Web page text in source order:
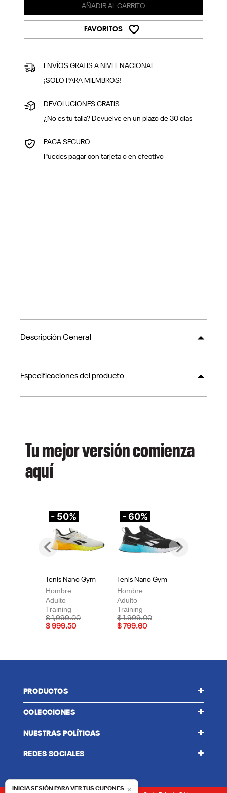
AÑADIR AL CARRITO
FAVORITOS
ENVÍOS GRATIS A NIVEL NACIONAL
¡SOLO PARA MIEMBROS!
DEVOLUCIONES GRATIS
¿No es tu talla? Devuelve en un plazo de 30 días
PAGA SEGURO
Puedes pagar con tarjeta o en efectivo
Descripción General
Especificaciones del producto
Tu mejor versión comienza
aquí
- 50%
Tenis Nano Gym
Hombre
Adulto
Training
Price reduced from
$ 1,999.00to
$ 999.50
- 60%
Tenis Nano Gym
Hombre
Adulto
Training
Price reduced from
$ 1,999.00to
$ 799.60
Previous
PRODUCTOS
COLECCIONES
NUESTRAS POLÍTICAS
REDES SOCIALES
INICIA SESIÓN PARA VER TUS CUPONES ×